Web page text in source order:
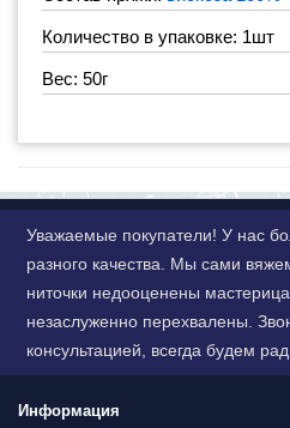
Количество в упаковке: 1шт
Вес: 50г
Уважаемые покупатели! У нас
разного качества. Мы сами
ниточки недооценены
незаслуженно перехвалены.
консультацией, всегда будем
Информация